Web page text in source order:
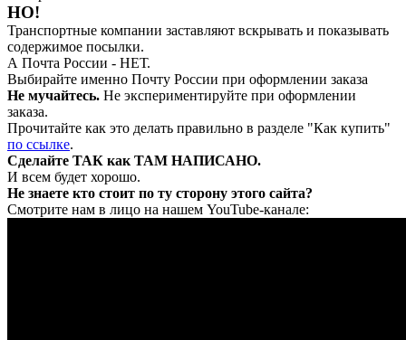
НО!
Транспортные компании заставляют вскрывать и показывать
содержимое посылки.
А Почта России - НЕТ.
Выбирайте именно Почту России при оформлении заказа
Не мучайтесь. Не экспериментируйте при оформлении
заказа.
Прочитайте как это делать правильно в разделе "Как купить"
по ссылке.
Сделайте ТАК как ТАМ НАПИСАНО.
И всем будет хорошо.
Не знаете кто стоит по ту сторону этого сайта?
Смотрите нам в лицо на нашем YouTube-канале: